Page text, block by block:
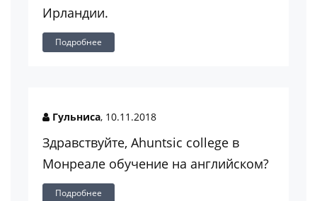
Ирландии.
Подробнее
Гульниса, 10.11.2018
Здравствуйте, Ahuntsic college в
Монреале обучение на английском?
Подробнее